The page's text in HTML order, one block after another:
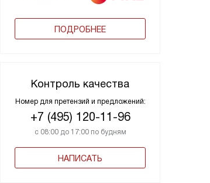
ПОДРОБНЕЕ
Контроль качества
Номер для претензий и предложений:
+7 (495) 120-11-96
с 08:00 до 17:00 по будням
НАПИСАТЬ
Тангенциальное охлаждение
Тангенциальное охлаждение — это
вентиляции, которая создает вокруг
духовки воздушный барьер. Движущийся
защищает от перегрева поверхности